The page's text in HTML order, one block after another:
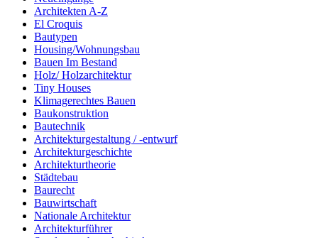
Architekten A-Z
El Croquis
Bautypen
Housing/Wohnungsbau
Bauen Im Bestand
Holz/ Holzarchitektur
Tiny Houses
Klimagerechtes Bauen
Baukonstruktion
Bautechnik
Architekturgestaltung / -entwurf
Architekturgeschichte
Architekturtheorie
Städtebau
Baurecht
Bauwirtschaft
Nationale Architektur
Architekturführer